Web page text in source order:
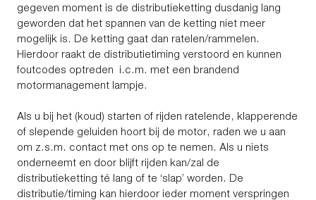
gegeven moment is de distributieketting dusdanig lang
geworden dat het spannen van de ketting niet meer
mogelijk is. De ketting gaat dan ratelen/rammelen.
Hierdoor raakt de distributietiming verstoord en kunnen
foutcodes optreden i.c.m. met een brandend
motormanagement lampje.
Als u bij het (koud) starten of rijden ratelende, klapperende
of slepende geluiden hoort bij de motor, raden we u aan
om z.s.m. contact met ons op te nemen. Als u niets
onderneemt en door blijft rijden kan/zal de
distributieketting té lang of te ‘slap’ worden. De
distributie/timing kan hierdoor ieder moment verspringen